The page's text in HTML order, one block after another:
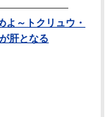
よ～トクリュウ・
肝となる